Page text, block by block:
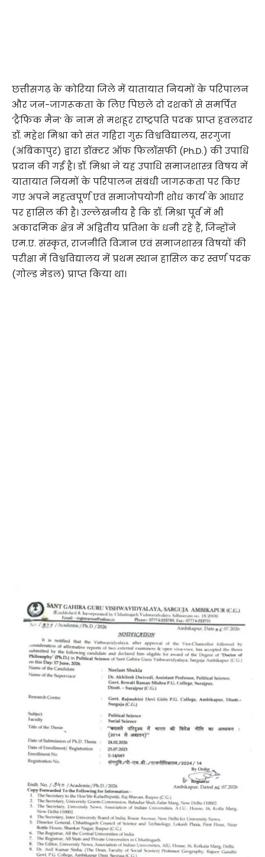
छत्तीसगढ़ के कोरिया जिले में यातायात नियमों के परिपालन
और जन-जागरूकता के लिए पिछले दो दशकों से समर्पित
‘ट्रैफिक मैन’ के नाम से मशहूर राष्ट्रपति पदक प्राप्त हवलदार
डॉ. महेश मिश्रा को संत गहिरा गुरु विश्वविद्यालय, सरगुजा
(अंबिकापुर) द्वारा डॉक्टर ऑफ फिलॉसफी (Ph.D.) की उपाधि
प्रदान की गई है। डॉ. मिश्रा ने यह उपाधि समाजशास्त्र विषय में
यातायात नियमों के परिपालन संबंधी जागरूकता पर किए
गए अपने महत्वपूर्ण एवं समाजोपयोगी शोध कार्य के आधार
पर हासिल की है। उल्लेखनीय है कि डॉ. मिश्रा पूर्व में भी
अकादमिक क्षेत्र में अद्वितीय प्रतिभा के धनी रहे हैं, जिन्होंने
एम.ए. संस्कृत, राजनीति विज्ञान एवं समाजशास्त्र विषयों की
परीक्षा में विश्वविद्यालय में प्रथम स्थान हासिल कर स्वर्ण पदक
(गोल्ड मेडल) प्राप्त किया था।